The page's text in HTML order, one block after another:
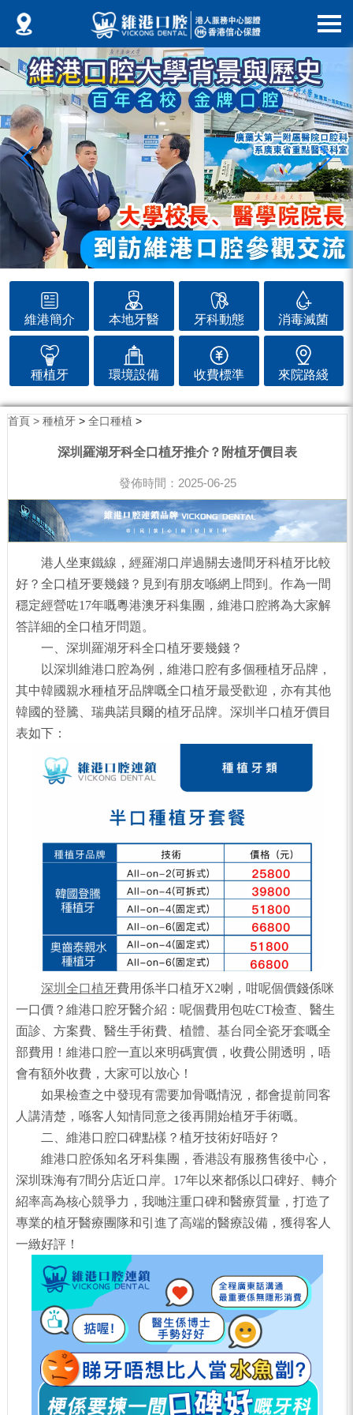
維港簡介 本地牙醫 牙科動態 消毒滅菌
種植牙 環境設備 收費標準 來院路綫
首頁 > 種植牙> 全口種植 >
深圳羅湖牙科全口植牙推介？附植牙價目表
發佈時間：2025-06-25
港人坐東鐵線，經羅湖口岸過關去邊間牙科植牙比較
好？全口植牙要幾錢？見到有朋友喺網上問到。作為一間
穩定經營咗17年嘅粵港澳牙科集團，維港口腔將為大家解
答詳細的全口植牙問題。
一、深圳羅湖牙科全口植牙要幾錢？
以深圳維港口腔為例，維港口腔有多個種植牙品牌，
其中韓國親水種植牙品牌嘅全口植牙最受歡迎，亦有其他
韓國的登騰、瑞典諾貝爾的植牙品牌。深圳半口植牙價目
表如下：
深圳全口植牙費用係半口植牙X2喇，咁呢個價錢係咪
一口價？維港口腔牙醫介紹：呢個費用包咗CT檢查、醫生
面診、方案費、醫生手術費、植體、基台同全瓷牙套嘅全
部費用！維港口腔一直以來明碼實價，收費公開透明，唔
會有額外收費，大家可以放心！
如果檢查之中發現有需要加骨嘅情況，都會提前同客
人講清楚，喺客人知情同意之後再開始植牙手術嘅。
二、維港口腔口碑點樣？植牙技術好唔好？
維港口腔係知名牙科集團，香港設有服務售後中心，
深圳珠海有7間分店近口岸。17年以來都係以口碑好、轉介
紹率高為核心競爭力，我哋注重口碑和醫療質量，打造了
專業的植牙醫療團隊和引進了高端的醫療設備，獲得客人
一緻好評！